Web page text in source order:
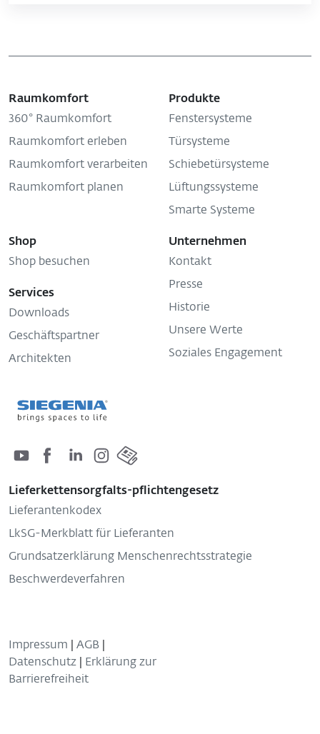
Raumkomfort
360° Raumkomfort
Raumkomfort erleben
Raumkomfort verarbeiten
Raumkomfort planen
Produkte
Fenstersysteme
Türsysteme
Schiebetürsysteme
Lüftungssysteme
Smarte Systeme
Shop
Shop besuchen
Services
Downloads
Geschäftspartner
Architekten
Unternehmen
Kontakt
Presse
Historie
Unsere Werte
Soziales Engagement
Lieferkettensorgfalts-pflichtengesetz
Lieferantenkodex
LkSG-Merkblatt für Lieferanten
Grundsatzerklärung Menschenrechtsstrategie
Beschwerdeverfahren
Impressum AGB
Datenschutz
Erklärung zur
Barrierefreiheit